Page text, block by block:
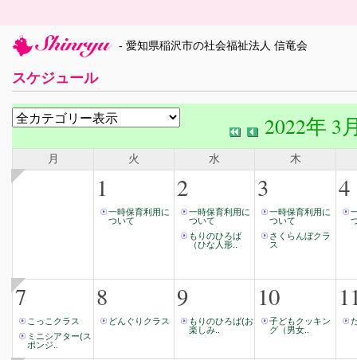
- 愛知県稲沢市の社会福祉法人 信竜会
スケジュール
2022年 3
月 火 水 木
1
一時保育利用に
ついて
2
一時保育利用に
ついて
もりのひろば
（ひな人形..
3
一時保育利用に
ついて
さくらんぼクラ
ス
4
7
こっこクラス
ミニシアター(ス
ポンジ..
8
どんぐりクラス
9
もりのひろば(お
楽しみ..
10
子どもクッキン
グ（男女..